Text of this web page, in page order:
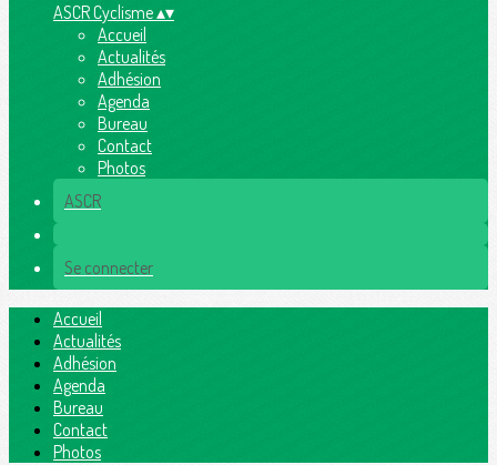
ASCR Cyclisme▴▾
Accueil
Actualités
Adhésion
Agenda
Bureau
Contact
Photos
ASCR
Se connecter
Accueil
Actualités
Adhésion
Agenda
Bureau
Contact
Photos